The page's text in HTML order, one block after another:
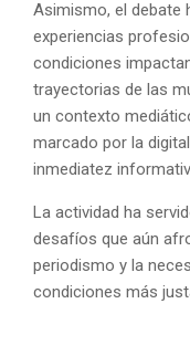
Asimismo, el debate
experiencias
condiciones
trayectorias de las
un contexto
marcado por la
inmediatez
La actividad ha
desafíos que aún
periodismo y la
condiciones más